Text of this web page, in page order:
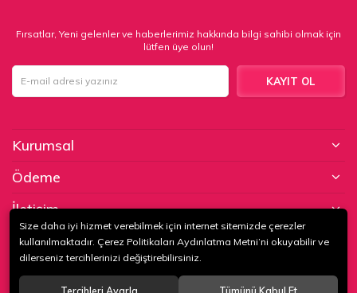
Fırsatlar, Yeni gelenler ve haberlerimiz hakkında bilgi sahibi olmak için
lütfen üye olun!
KAYIT OL
Kurumsal
Ödeme
İletişim
© 2020KAPTAN KUNDURA DERİ MAMÜLLERİ KONF. TİC. VE SAN. LTD.
ŞTİ. Tüm hakları saklıdır.
Size daha iyi hizmet verebilmek için internet sitemizde çerezler
kullanılmaktadır. Çerez Politikaları Aydınlatma Metni’ni okuyabilir ve
dilerseniz tercihlerinizi değiştirebilirsiniz.